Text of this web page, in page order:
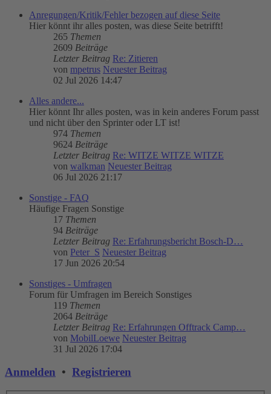
Anregungen/Kritik/Fehler bezogen auf diese Seite
Hier könnt ihr alles posten, was diese Seite betrifft!
265 Themen
2609 Beiträge
Letzter Beitrag Re: Zitieren
von mpetrus Neuester Beitrag
02 Jul 2026 14:47
Alles andere...
Hier könnt Ihr alles posten, was in kein anderes Forum passt
und nicht über den Sprinter oder LT ist!
974 Themen
9624 Beiträge
Letzter Beitrag Re: WITZE WITZE WITZE
von walkman Neuester Beitrag
06 Jul 2026 21:17
Sonstige - FAQ
Häufige Fragen Sonstige
17 Themen
94 Beiträge
Letzter Beitrag Re: Erfahrungsbericht Bosch-D…
von Peter_S Neuester Beitrag
17 Jun 2026 20:54
Sonstiges - Umfragen
Forum für Umfragen im Bereich Sonstiges
119 Themen
2064 Beiträge
Letzter Beitrag Re: Erfahrungen Offtrack Camp…
von MobilLoewe Neuester Beitrag
31 Jul 2026 17:04
Anmelden • Registrieren